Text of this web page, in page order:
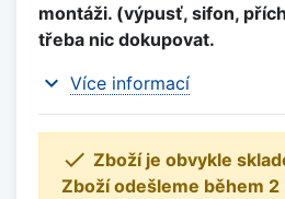
montáži. (výpusť, sifon,
třeba nic dokupovat.
expand_more Více informací
 Zboží je obvykle
Zboží odešleme během